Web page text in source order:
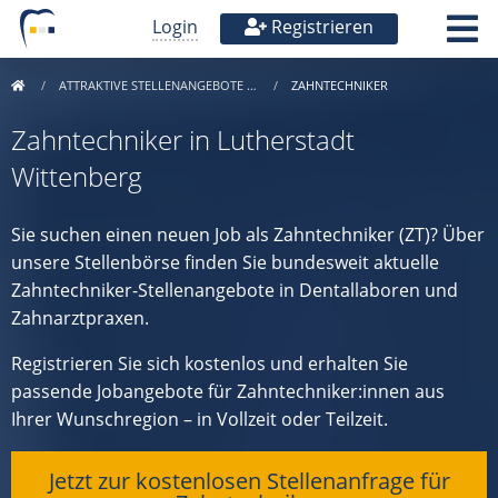
Login Registrieren
ATTRAKTIVE STELLENANGEBOTE … ZAHNTECHNIKER
Zahntechniker in Lutherstadt
Wittenberg
Sie suchen einen neuen Job als Zahntechniker (ZT)? Über
unsere Stellenbörse finden Sie bundesweit aktuelle
Zahntechniker-Stellenangebote in Dentallaboren und
Zahnarztpraxen.
Registrieren Sie sich kostenlos und erhalten Sie
passende Jobangebote für Zahntechniker:innen aus
Ihrer Wunschregion – in Vollzeit oder Teilzeit.
Jetzt zur kostenlosen Stellenanfrage für